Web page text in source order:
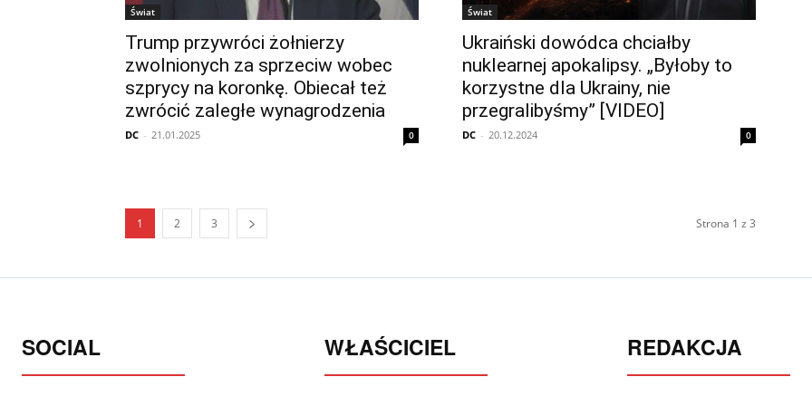
Świat
Trump przywróci żołnierzy
zwolnionych za sprzeciw wobec
szprycy na koronkę. Obiecał też
zwrócić zaległe wynagrodzenia
DC - 21.01.2025 0
Świat
Ukraiński dowódca chciałby
nuklearnej apokalipsy. „Byłoby to
korzystne dla Ukrainy, nie
przegralibyśmy” [VIDEO]
DC - 20.12.2024 0
1 2 3 Strona 1 z 3
SOCIAL WŁAŚCICIEL REDAKCJA